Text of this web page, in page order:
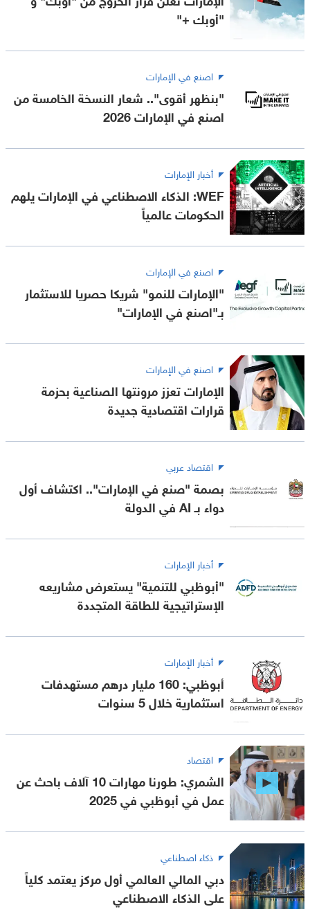
"أوبك +"
اصنع في الإمارات
"بنظهر أقوى".. شعار النسخة الخامسة من
اصنع في الإمارات 2026
أخبار الإمارات
WEF: الذكاء الاصطناعي في الإمارات يلهم
الحكومات عالمياً
اصنع في الإمارات
"الإمارات للنمو" شريكا حصريا للاستثمار
بـ"اصنع في الإمارات"
اصنع في الإمارات
الإمارات تعزز مرونتها الصناعية بحزمة
قرارات اقتصادية جديدة
اقتصاد عربي
بصمة "صنع في الإمارات".. اكتشاف أول
دواء بـ AI في الدولة
أخبار الإمارات
"أبوظبي للتنمية" يستعرض مشاريعه
الإستراتيجية للطاقة المتجددة
أخبار الإمارات
أبوظبي: 160 مليار درهم مستهدفات
استثمارية خلال 5 سنوات
اقتصاد
الشمري: طورنا مهارات 10 آلاف باحث عن
عمل في أبوظبي في 2025
ذكاء اصطناعي
دبي المالي العالمي أول مركز يعتمد كلياً
على الذكاء الاصطناعي